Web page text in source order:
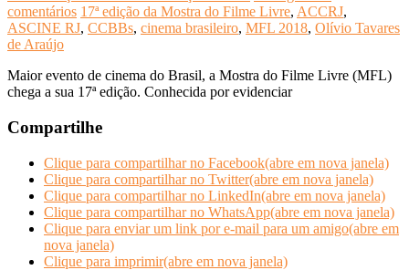
comentários 17ª edição da Mostra do Filme Livre, ACCRJ,
ASCINE RJ, CCBBs, cinema brasileiro, MFL 2018, Olívio Tavares
de Araújo
Maior evento de cinema do Brasil, a Mostra do Filme Livre (MFL)
chega a sua 17ª edição. Conhecida por evidenciar
Compartilhe
Clique para compartilhar no Facebook(abre em nova janela)
Clique para compartilhar no Twitter(abre em nova janela)
Clique para compartilhar no LinkedIn(abre em nova janela)
Clique para compartilhar no WhatsApp(abre em nova janela)
Clique para enviar um link por e-mail para um amigo(abre em
nova janela)
Clique para imprimir(abre em nova janela)